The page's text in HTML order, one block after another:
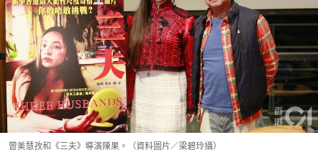
曾美慧孜和《三夫》導演陳果。（資料圖片／梁碧玲攝）